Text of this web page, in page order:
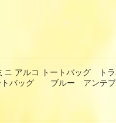
ニ アルコ トートバッグ ト
バッグ ブルー アンテプ